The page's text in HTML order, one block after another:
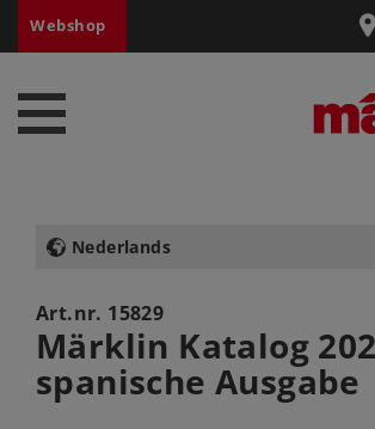
Webshop
Nederlands
Art.nr. 15829
Märklin Katalog
spanische Ausgabe